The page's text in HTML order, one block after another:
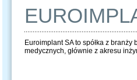
Euroimplant SA to spółka z
medycznych, głównie z akresu